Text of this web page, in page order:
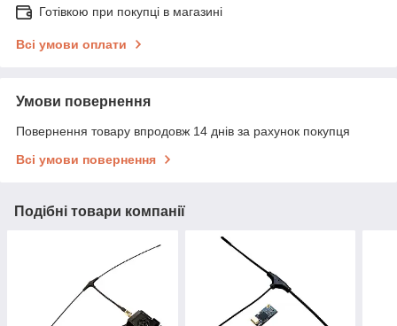
Готівкою при покупці в магазині
Всі умови оплати
Умови повернення
Повернення товару впродовж 14 днів за рахунок покупця
Всі умови повернення
Подібні товари компанії